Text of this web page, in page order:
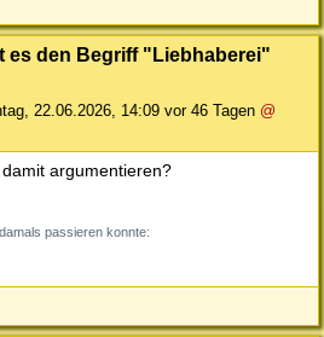
es den Begriff "Liebhaberei"
22.06.2026, 14:09 vor 46 Tagen @
argumentieren?
passieren konnte: